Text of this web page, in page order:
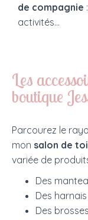
de compagnie
activités…
Les
boutique
Parcourez le
mon salon de
variée de
Des
Des harnais
Des brosses